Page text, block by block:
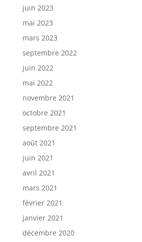
juin 2023
mai 2023
mars 2023
septembre 2022
juin 2022
mai 2022
novembre 2021
octobre 2021
septembre 2021
août 2021
juin 2021
avril 2021
mars 2021
février 2021
janvier 2021
décembre 2020